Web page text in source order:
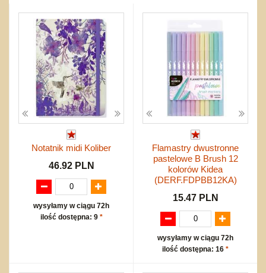
Okolicznościowe i świąteczne
Dźwiekowe
Bajkowe
Inne
Karuzelki
Maty do zabawy
Do rozkręcania
Bąki
Pojazdy
Inne
Mebelki
Inne
do siatkówki
do koszykówki
Nowości
Wyprzedaż
Promocje
Start
Zakupy hurtowe
Koszty przesyłki
Regulamin
Kontakt
Mapa produktów
Notatnik midi Koliber
46.92 PLN
wysyłamy w ciągu 72h
ilość dostępna: 9 *
Flamastry dwustronne
pastelowe B Brush 12
kolorów Kidea
(DERF.FDPBB12KA)
15.47 PLN
wysyłamy w ciągu 72h
ilość dostępna: 16 *